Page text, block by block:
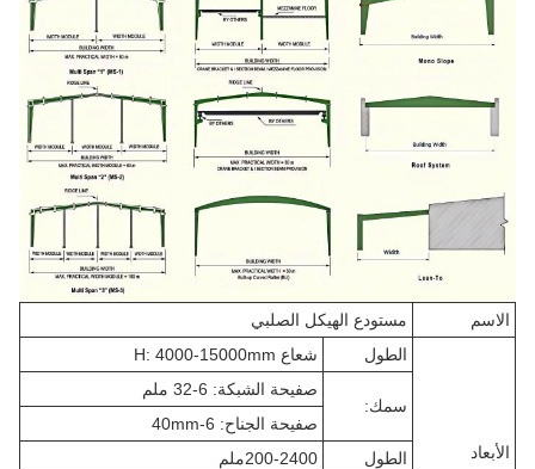
الاسم مستودع الهيكل الصلبي
الأبعاد
الطول شعاع H: 4000-15000mm
سمك:
صفيحة الشبكة: 6-32 ملم
صفيحة الجناح: 6-40mm
الطول
200-2400ملم